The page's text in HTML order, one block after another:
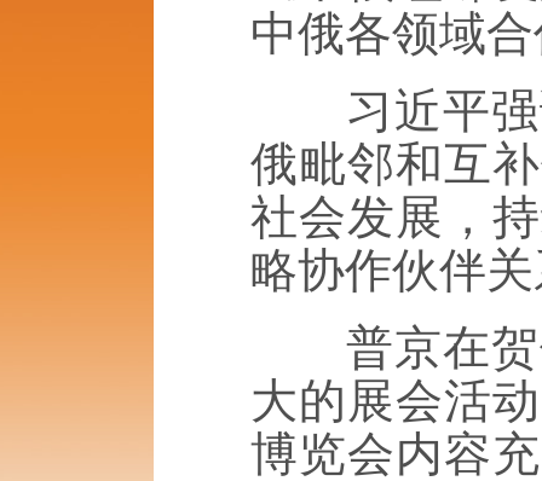
中俄各领域
习近平强
俄毗邻和互
社会发展，
略协作伙伴
普京在贺
大的展会活
博览会内容